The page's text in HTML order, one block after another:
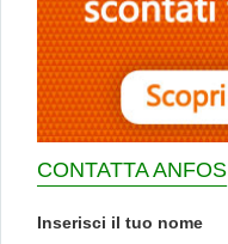
CONTATTA ANFOS
Inserisci il tuo nome